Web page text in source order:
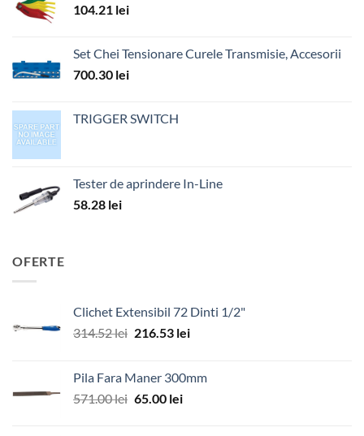
104.21 lei
Set Chei Tensionare Curele Transmisie, Accesorii
700.30 lei
TRIGGER SWITCH
Tester de aprindere In-Line
58.28 lei
OFERTE
Clichet Extensibil 72 Dinti 1/2"
314.52lei Prețul
fost:
314.52 lei.
216.53 leiPrețul
216.53 lei.
Pila Fara Maner 300mm
571.00lei Prețul
65.00 leiPrețul